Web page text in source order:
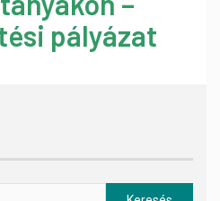
pályázat